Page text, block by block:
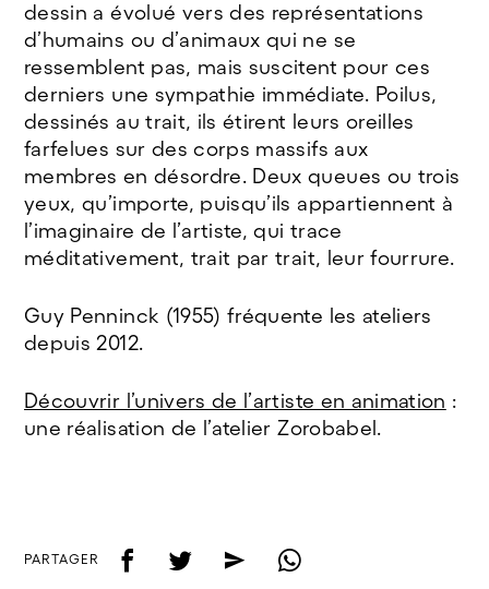
dessin a évolué vers des représentations
d’humains ou d’animaux qui ne se
ressemblent pas, mais suscitent pour ces
derniers une sympathie immédiate. Poilus,
dessinés au trait, ils étirent leurs oreilles
farfelues sur des corps massifs aux
membres en désordre. Deux queues ou trois
yeux, qu’importe, puisqu’ils appartiennent à
l’imaginaire de l’artiste, qui trace
méditativement, trait par trait, leur fourrure.
Guy Penninck (1955) fréquente les ateliers
depuis 2012.
Découvrir l’univers de l’artiste en animation :
une réalisation de l’atelier Zorobabel.
PARTAGER f t e w